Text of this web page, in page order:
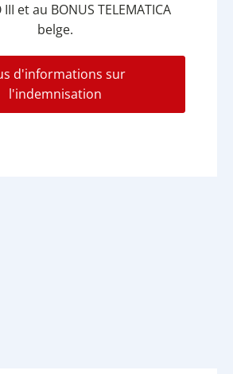
III et au BONUS TELEMATICA
belge.
d'informations sur
l'indemnisation